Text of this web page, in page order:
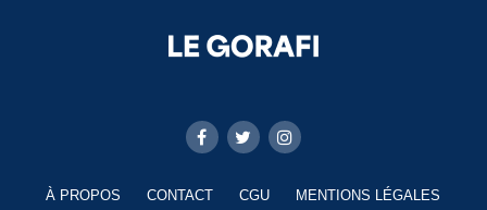
À PROPOS CONTACT CGU MENTIONS LÉGALES